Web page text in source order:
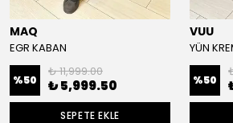
MAQ
EGR KABAN
%50
₺ 11,999.00
₺ 5,999.50
SEPETE EKLE
VUU
YÜN
%50